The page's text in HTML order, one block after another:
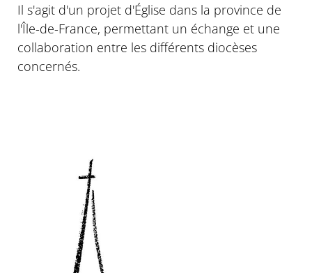
Il s'agit d'un projet d'Église dans la province de
l'Île-de-France, permettant un échange et une
collaboration entre les différents diocèses
concernés.